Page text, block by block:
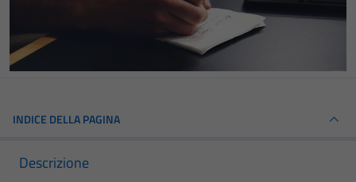
INDICE DELLA PAGINA
Descrizione